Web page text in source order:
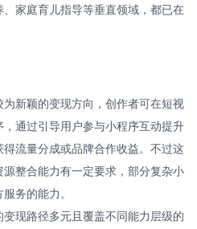
家庭育儿指导等垂直领域，都已在
新颖的变现方向，创作者可在短视
通过引导用户参与小程序互动提升
流量分成或品牌合作收益。不过这
整合能力有一定要求，部分复杂小
务的能力。
现路径多元且覆盖不同能力层级的